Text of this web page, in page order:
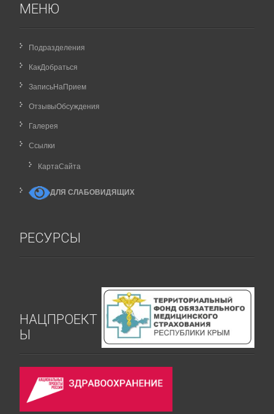
МЕНЮ
Подразделения
КакДобраться
ЗаписьНаПрием
ОтзывыОбсуждения
Галерея
Ссылки
КартаCайта
ДЛЯ СЛАБОВИДЯЩИХ
РЕСУРСЫ
НАЦПРОЕКТ
Ы